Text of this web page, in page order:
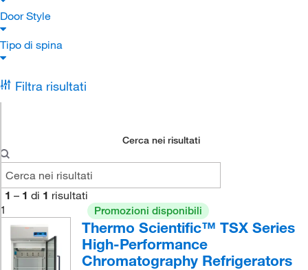
Door Style
Tipo di spina
Filtra risultati
Cerca nei risultati
1 – 1 di 1 risultati
1
Promozioni disponibili
Thermo Scientific™ TSX Series
High-Performance
Chromatography Refrigerators